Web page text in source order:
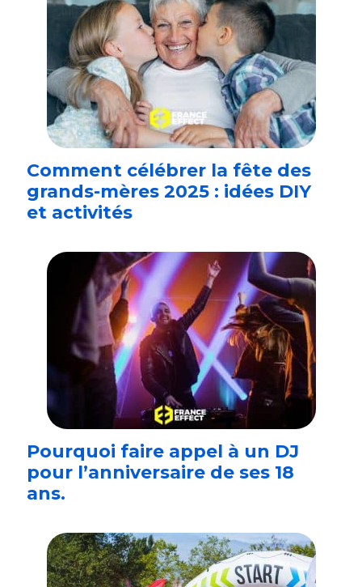
Comment célébrer la fête des
grands-mères 2025 : idées DIY
et activités
Pourquoi faire appel à un DJ
pour l’anniversaire de ses 18
ans.